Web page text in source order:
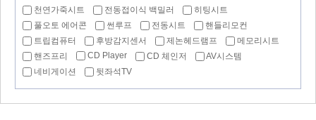
천연가죽시트
전동접이식 백밀러
히팅시트
풀오토 에어콘
썬루프 전동시트
핸들리모컨
트립컴퓨터
후방감지센서 제논헤드램프
메모리시트
핸즈프리
CD Player CD 체인저
AV시스템
네비게이션
뒷좌석TV